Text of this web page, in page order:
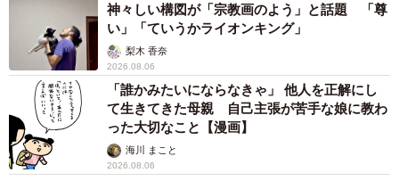
神々しい構図が「宗教画のよう」と話題 「尊
い」「ていうかライオンキング」
梨木 香奈
2026.08.06
「誰かみたいにならなきゃ」 他人を正解にし
て生きてきた母親 自己主張が苦手な娘に教わ
った大切なこと【漫画】
海川 まこと
2026.08.06